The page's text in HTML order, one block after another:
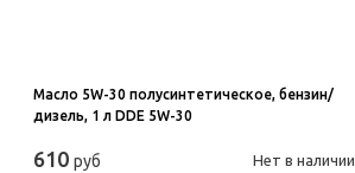
Масло 5W-30 полусинтетическое, бензин/
дизель, 1 л DDE 5W-30
610 руб Нет в наличии